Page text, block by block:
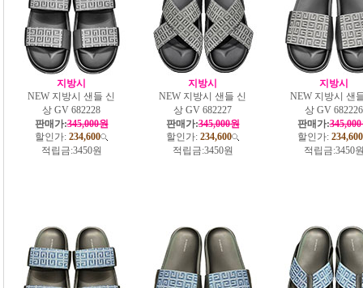
지방시
NEW 지방시 샌들 신
상 GV 682228
판매가:345,000원
할인가: 234,600
적립금:3450원
지방시
NEW 지방시 샌들 신
상 GV 682227
판매가:345,000원
할인가: 234,600
적립금:3450원
지방시
NEW 지방시 샌
상 GV 682226
판매가:
할인가: 234,600
적립금:3450